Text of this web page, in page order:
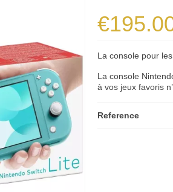
La console pour
La console
à vos jeux favoris
Reference